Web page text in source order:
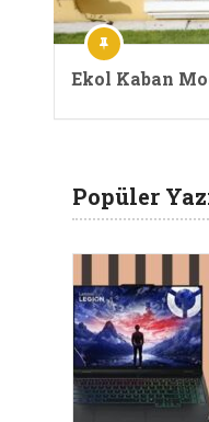
Ekol Kaban
Popüler